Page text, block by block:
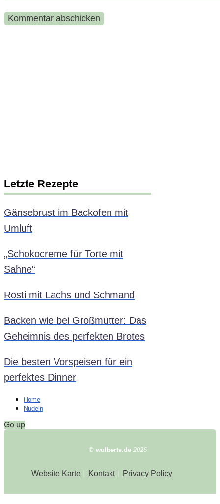
Letzte Rezepte
Gänsebrust im Backofen mit
Umluft
„Schokocreme für Torte mit
Sahne“
Rösti mit Lachs und Schmand
Backen wie bei Großmutter: Das
Geheimnis des perfekten Brotes
Die besten Vorspeisen für ein
perfektes Dinner
Home
Nudeln
Go up
© wulberts.de 2026
Website Karte Kontakt Privacy Policy